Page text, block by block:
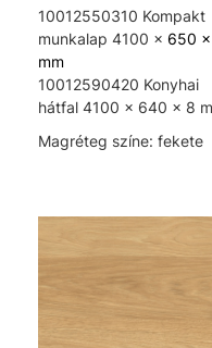
10012550310 Kompakt
munkalap 4100 x 650 x
mm
10012590420 Konyhai
hátfal 4100 x 640 x 8
Magréteg színe: fekete